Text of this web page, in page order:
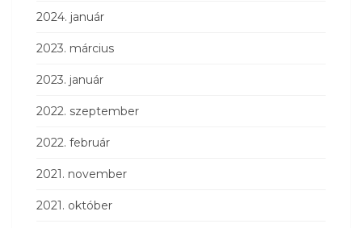
2024. január
2023. március
2023. január
2022. szeptember
2022. február
2021. november
2021. október